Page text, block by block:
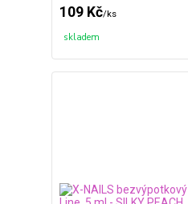
109 Kč/ks
skladem